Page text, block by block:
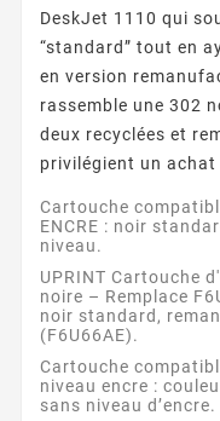
DeskJet 1110 qui
“standard” tout en
en version
rassemble une 302
deux recyclées et
privilégient un
Cartouche
ENCRE : noir
niveau.
UPRINT Cartouche
noire – Remplace
noir standard,
(F6U66AE).
Cartouche
niveau encre :
sans niveau d’encre.